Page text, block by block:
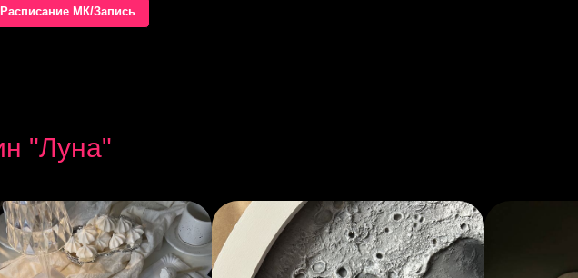
Расписание МК/Запись
"Луна"